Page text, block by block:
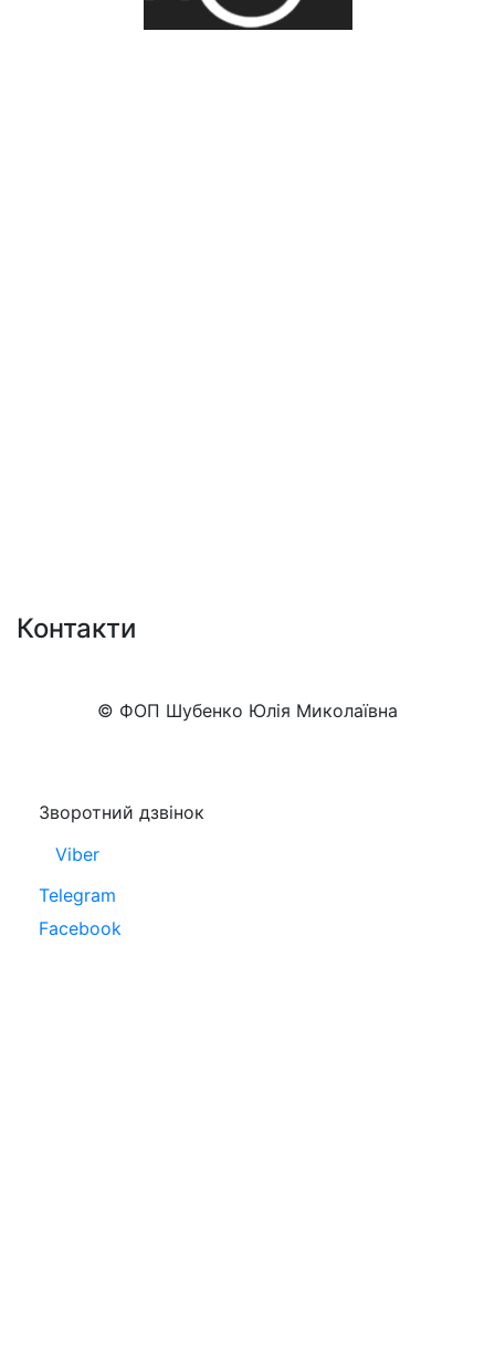
Контакти
© ФОП Шубенко Юлія Миколаївна
Зворотний дзвінок
Viber
Telegram
Facebook